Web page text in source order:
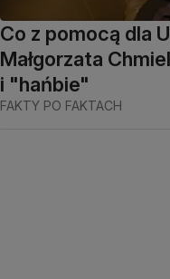
Co z pomocą dla
Małgorzata
i "hańbie"
FAKTY PO FAKTACH